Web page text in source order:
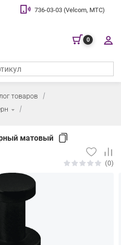
736-03-03 (Velcom, МТС)
0
товаров
матовый
(0)